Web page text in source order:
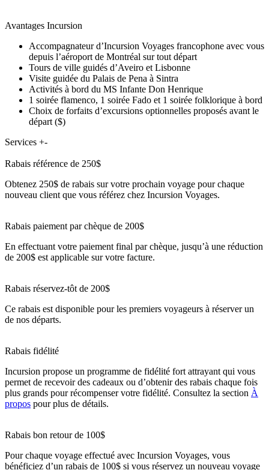
Avantages Incursion
Accompagnateur d’Incursion Voyages francophone avec vous
depuis l’aéroport de Montréal sur tout départ
Tours de ville guidés d’Aveiro et Lisbonne
Visite guidée du Palais de Pena à Sintra
Activités à bord du MS Infante Don Henrique
1 soirée flamenco, 1 soirée Fado et 1 soirée folklorique à bord
Choix de forfaits d’excursions optionnelles proposés avant le
départ ($)
Services +-
Rabais référence de 250$
Obtenez 250$ de rabais sur votre prochain voyage pour chaque
nouveau client que vous référez chez Incursion Voyages.
Rabais paiement par chèque de 200$
En effectuant votre paiement final par chèque, jusqu’à une réduction
de 200$ est applicable sur votre facture.
Rabais réservez-tôt de 200$
Ce rabais est disponible pour les premiers voyageurs à réserver un
de nos départs.
Rabais fidélité
Incursion propose un programme de fidélité fort attrayant qui vous
permet de recevoir des cadeaux ou d’obtenir des rabais chaque fois
plus grands pour récompenser votre fidélité. Consultez la section À
propos pour plus de détails.
Rabais bon retour de 100$
Pour chaque voyage effectué avec Incursion Voyages, vous
bénéficiez d’un rabais de 100$ si vous réservez un nouveau voyage